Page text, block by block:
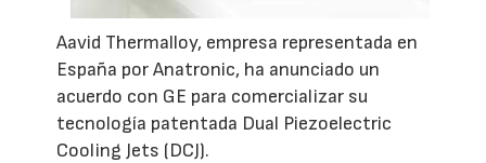
Aavid Thermalloy, empresa representada en
España por Anatronic, ha anunciado un
acuerdo con GE para comercializar su
tecnología patentada Dual Piezoelectric
Cooling Jets (DCJ).